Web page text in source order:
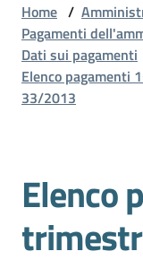
Avviare
Impresa
Promuovere
Impresa
Home /
Pagamenti
Dati sui pagamenti
Elenco pagamenti
33/2013
Elenco